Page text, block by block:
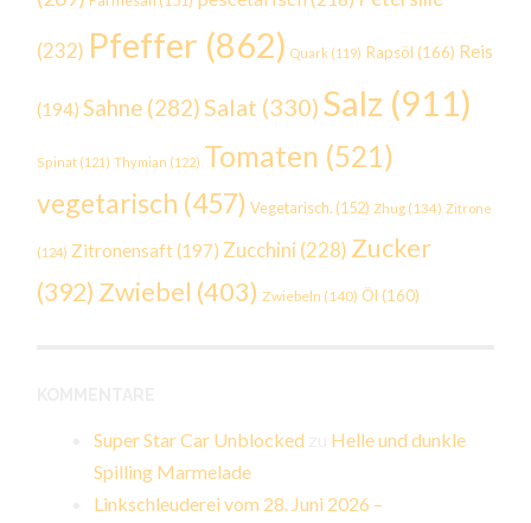
(232) Pfeffer (862) Quark (119) Rapsöl (166) Reis
(194) Sahne (282)Salat (330) Salz (911)
Spinat (121) Thymian (122) Tomaten (521)
vegetarisch (457) Vegetarisch. (152) Zhug (134) Zitrone
(124) Zitronensaft(197) Zucchini (228) Zucker
(392) Zwiebel (403) Zwiebeln (140) Öl (160)
Super Star Car Unblocked
Helle und dunkle
Spilling Marmelade
Linkschleuderei vom 28. Juni 2026 –